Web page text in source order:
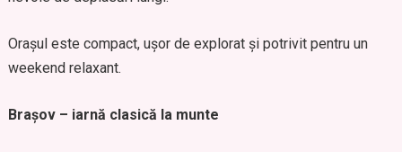
Orașul este compact, ușor de explorat și potrivit pentru un
weekend relaxant.
Brașov – iarnă clasică la munte